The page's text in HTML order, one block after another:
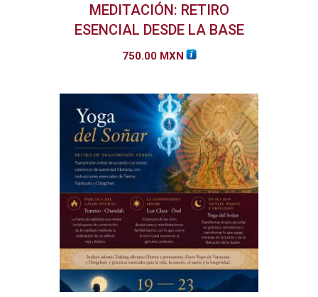
MEDITACIÓN: RETIRO
ESENCIAL DESDE LA BASE
750.00 MXN